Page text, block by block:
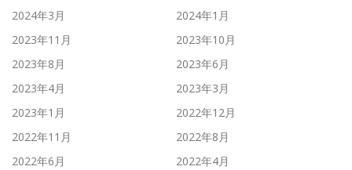
2024年3月
2024年1月
2023年11月
2023年10月
2023年8月
2023年6月
2023年4月
2023年3月
2023年1月
2022年12月
2022年11月
2022年8月
2022年6月
2022年4月